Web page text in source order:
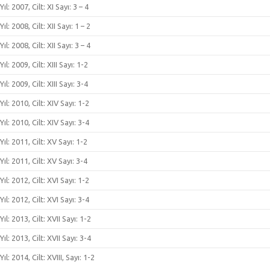
Yıl: 2007, Cilt: XI Sayı: 3 – 4
Yıl: 2008, Cilt: XII Sayı: 1 – 2
Yıl: 2008, Cilt: XII Sayı: 3 – 4
Yıl: 2009, Cilt: XIII Sayı: 1-2
Yıl: 2009, Cilt: XIII Sayı: 3-4
Yıl: 2010, Cilt: XIV Sayı: 1-2
Yıl: 2010, Cilt: XIV Sayı: 3-4
Yıl: 2011, Cilt: XV Sayı: 1-2
Yıl: 2011, Cilt: XV Sayı: 3-4
Yıl: 2012, Cilt: XVI Sayı: 1-2
Yıl: 2012, Cilt: XVI Sayı: 3-4
Yıl: 2013, Cilt: XVII Sayı: 1-2
Yıl: 2013, Cilt: XVII Sayı: 3-4
Yıl: 2014, Cilt: XVIII, Sayı: 1-2